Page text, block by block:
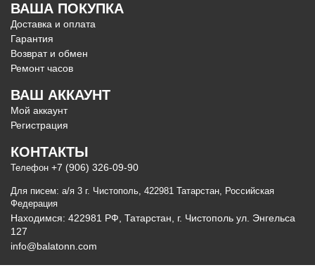
ВАША ПОКУПКА
Доставка и оплата
Гарантия
Возврат и обмен
Ремонт часов
ВАШ АККАУНТ
Мой аккаунт
Регистрация
КОНТАКТЫ
Телефон +7 (906) 326-09-90
Для писем: а/я 3 г. Чистополь, 422981 Татарстан, Российская
Федерация
Находимся: 422981 РФ, Татарстан, г. Чистополь ул. Энгельса
127
info@balatonn.com